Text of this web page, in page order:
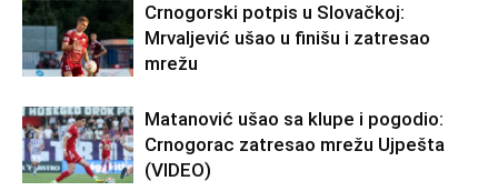
Crnogorski potpis u Slovačkoj:
Mrvaljević ušao u finišu i zatresao
mrežu
Matanović ušao sa klupe i pogodio:
Crnogorac zatresao mrežu Ujpešta
(VIDEO)